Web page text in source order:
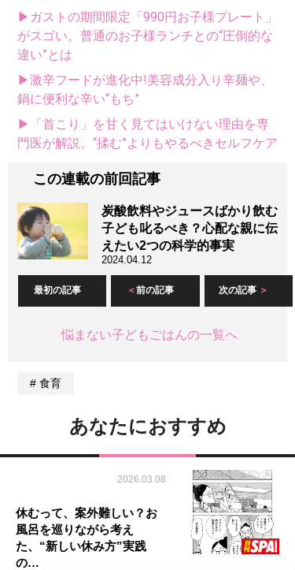
▶ガストの期間限定「990円お子様プレート」
がスゴい。普通のお子様ランチとの“圧倒的な
違い”とは
▶激辛フードが進化中!美容成分入り辛麺や、
鍋に便利な辛い“もち”
▶「首こり」を甘く見てはいけない理由を専
門医が解説。“揉む”よりもやるべきセルフケア
この連載の前回記事
炭酸飲料やジュースばかり飲む
子ども叱るべき？心配な親に伝
えたい2つの科学的事実
2024.04.12
最初の記事 前の記事 次の記事
悩まない子どもごはんの一覧へ
食育
あなたにおすすめ
2026.03.08
休むって、案外難しい？お
風呂を巡りながら考え
た、“新しい休み方”実践
の…